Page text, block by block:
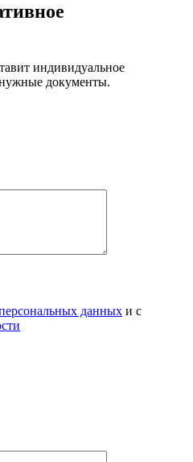
индивидуальное
документы.
данных и с